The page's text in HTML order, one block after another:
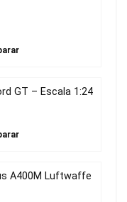
GT – Escala 1:24
A400M Luftwaffe